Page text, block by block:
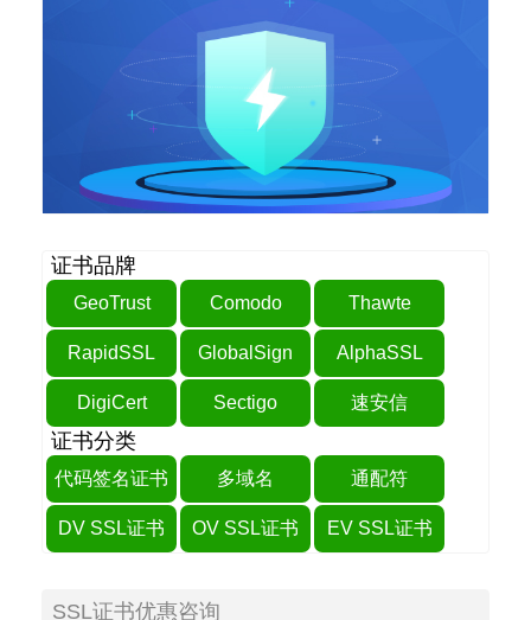
证书品牌
GeoTrust Comodo Thawte
RapidSSL GlobalSign AlphaSSL
DigiCert Sectigo 速安信
证书分类
代码签名证书 多域名 通配符
DV SSL证书 OV SSL证书 EV SSL证书
SSL证书优惠咨询